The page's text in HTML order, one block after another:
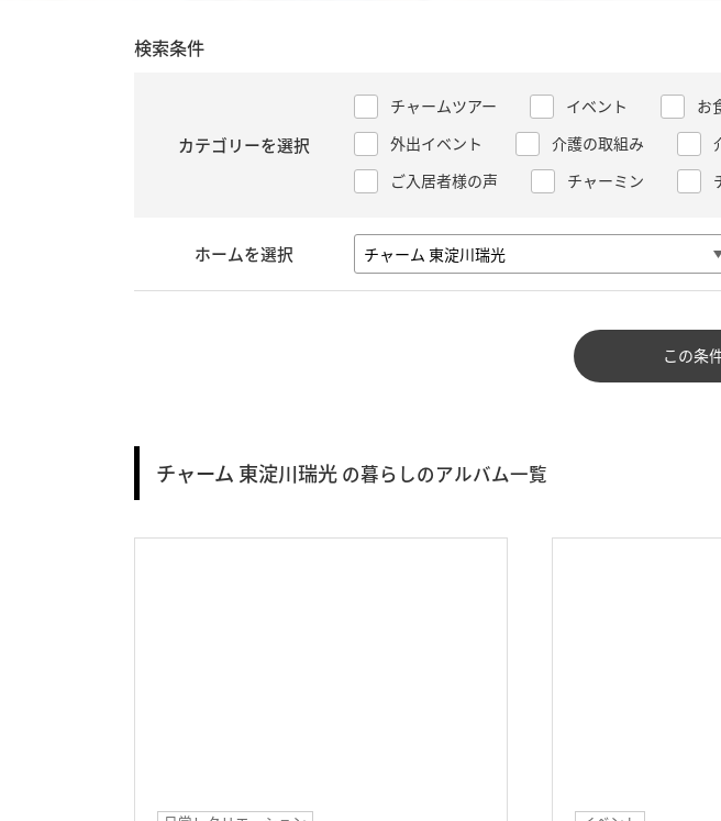
検索条件
カテゴリーを選択
チャームツアー イベント お
外出イベント
介護の取組み
ご入居者様の声
チャーミン
ホームを選択
この条
チャーム 東淀川瑞光 の暮らしのアルバム一覧